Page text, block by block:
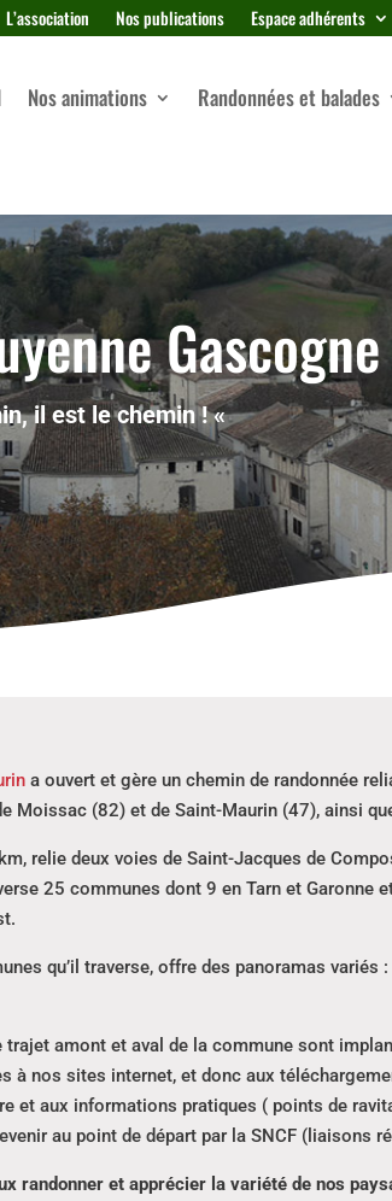
L’association Nos publications Espace adhérents
Nos animations Randonnées et balades
Gascogne
il est le chemin ! «
a ouvert et gère un chemin de randonnée
Moissac (82) et de Saint-Maurin (47), ainsi
relie deux voies de Saint-Jacques de
25 communes dont 9 en Tarn et Garonne
qu’il traverse, offre des panoramas
trajet amont et aval de la commune sont
à nos sites internet, et donc aux
et aux informations pratiques ( points de
au point de départ par la SNCF (liaisons
randonner et apprécier la variété de nos